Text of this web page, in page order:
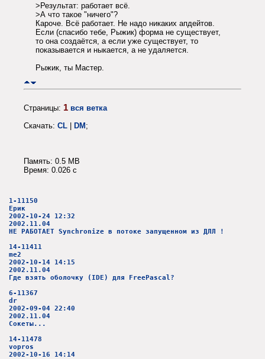
>Результат: работает всё.
>А что такое "ничего"?
Кароче. Всё работает. Не надо никаких апдейтов.
Если (спасибо тебе, Рыжик) форма не существует,
то она создаётся, а если уже существует, то
показывается и ныкается, а не удаляется.
Рыжик, ты Мастер.
Страницы: 1 вся ветка
Скачать: CL DM ;
Память: 0.5 MB
Время: 0.026 c
1-11150
Ерик
2002-10-24 12:32
2002.11.04
НЕ РАБОТАЕТ Synchronize в потоке запущенном из ДЛЛ !
14-11411
me2
2002-10-14 14:15
2002.11.04
Где взять оболочку (IDE) для FreePascal?
6-11367
dr
2002-09-04 22:40
2002.11.04
Сокеты...
14-11478
vopros
2002-10-16 14:14